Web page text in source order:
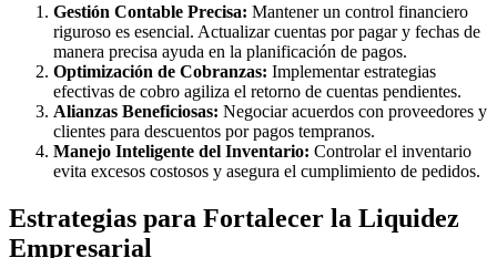
Gestión Contable Precisa: Mantener un control financiero
riguroso es esencial. Actualizar cuentas por pagar y fechas de
manera precisa ayuda en la planificación de pagos.
Optimización de Cobranzas: Implementar estrategias
efectivas de cobro agiliza el retorno de cuentas pendientes.
Alianzas Beneficiosas: Negociar acuerdos con proveedores y
clientes para descuentos por pagos tempranos.
Manejo Inteligente del Inventario: Controlar el inventario
evita excesos costosos y asegura el cumplimiento de pedidos.
Estrategias para Fortalecer la Liquidez
Empresarial